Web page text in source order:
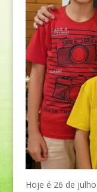
Hoje é 26 de